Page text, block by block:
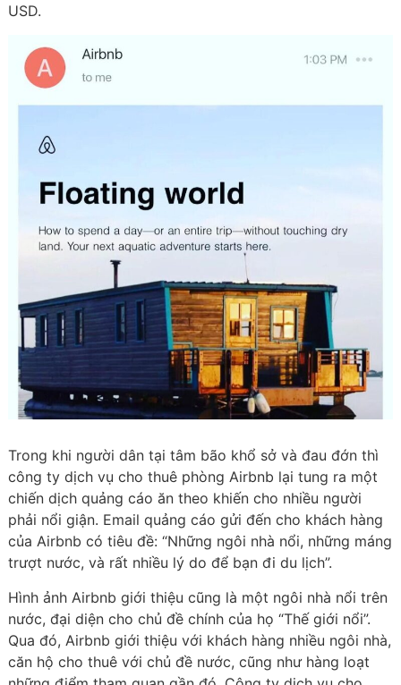
USD.
Trong khi người dân tại tâm bão khổ sở và đau đớn thì
công ty dịch vụ cho thuê phòng Airbnb lại tung ra một
chiến dịch quảng cáo ăn theo khiến cho nhiều người
phải nổi giận. Email quảng cáo gửi đến cho khách hàng
của Airbnb có tiêu đề: “Những ngôi nhà nổi, những máng
trượt nước, và rất nhiều lý do để bạn đi du lịch”.
Hình ảnh Airbnb giới thiệu cũng là một ngôi nhà nổi trên
nước, đại diện cho chủ đề chính của họ “Thế giới nổi”.
Qua đó, Airbnb giới thiệu với khách hàng nhiều ngôi nhà,
căn hộ cho thuê với chủ đề nước, cũng như hàng loạt